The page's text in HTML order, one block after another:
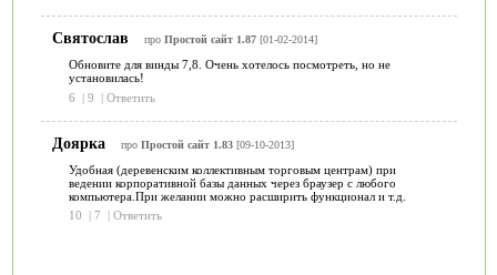
Святослав про Простой сайт 1.87[01-02-2014]
Обновите для винды 7,8. Очень хотелось посмотреть, но не
установилась!
6
| 9 | Ответить
Доярка про Простой сайт 1.83[09-10-2013]
Удобная (деревенским коллективным торговым центрам) при
ведении корпоративной базы данных через браузер с любого
компьютера.При желании можно расширить функционал и т.д.
10
| 7 | Ответить